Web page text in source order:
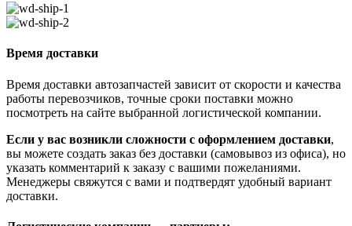
Время доставки
Время доставки автозапчастей зависит от скорости и качества
работы перевозчиков, точные сроки поставки можно
посмотреть на сайте выбранной логистической компании.
Если у вас возникли сложности с оформлением доставки,
вы можете создать заказ без доставки (самовывоз из офиса), но
указать комментарий к заказу с вашими пожеланиями.
Менеджеры свяжутся с вами и подтвердят удобный вариант
доставки.